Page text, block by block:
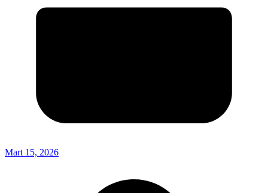
Mart 15, 2026